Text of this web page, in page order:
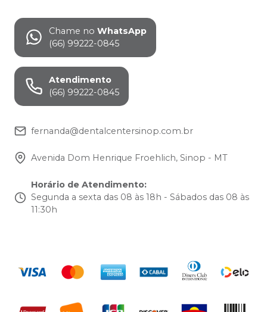
Chame no WhatsApp
(66) 99222-0845
Atendimento
(66) 99222-0845
fernanda@dentalcentersinop.com.br
Avenida Dom Henrique Froehlich, Sinop - MT
Horário de Atendimento:
Segunda a sexta das 08 às 18h - Sábados das 08 às
11:30h